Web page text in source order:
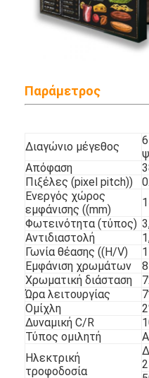
Υπαίθρια ψηφιακή
Τεντωμένη επιτροπή
Παράμετρος
Διαγώνιο μέγεθος
Απόφαση
Πιξέλες (pixel pitch))
Ενεργός χώρος
εμφάνισης ((mm)
Φωτεινότητα (τύπος)
Αντιδιαστολή
Γωνία θέασης ((H/V)
Εμφάνιση χρωμάτων
Χρωματική διάσταση
Ώρα λειτουργίας
Ομίχλη
Δυναμική C/R
Τύπος ομιλητή
Ηλεκτρική
τροφοδοσία